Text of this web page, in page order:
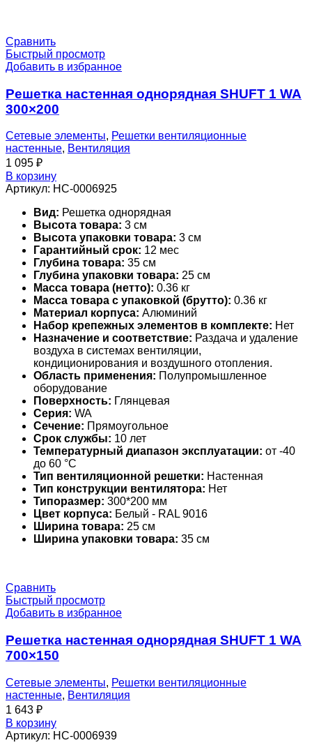
Сравнить
Быстрый просмотр
Добавить в избранное
Решетка настенная однорядная SHUFT 1 WA
300×200
Сетевые элементы, Решетки вентиляционные
настенные, Вентиляция
1 095 ₽
В корзину
Артикул: НС-0006925
Вид: Решетка однорядная
Высота товара: 3 см
Высота упаковки товара: 3 см
Гарантийный срок: 12 мес
Глубина товара: 35 см
Глубина упаковки товара: 25 см
Масса товара (нетто): 0.36 кг
Масса товара с упаковкой (брутто): 0.36 кг
Материал корпуса: Алюминий
Набор крепежных элементов в комплекте: Нет
Назначение и соответствие: Раздача и удаление
воздуха в системах вентиляции,
кондиционирования и воздушного отопления.
Область применения: Полупромышленное
оборудование
Поверхность: Глянцевая
Серия: WA
Сечение: Прямоугольное
Срок службы: 10 лет
Температурный диапазон эксплуатации: от -40
до 60 °С
Тип вентиляционной решетки: Настенная
Тип конструкции вентилятора: Нет
Типоразмер: 300*200 мм
Цвет корпуса: Белый - RAL 9016
Ширина товара: 25 см
Ширина упаковки товара: 35 см
Сравнить
Быстрый просмотр
Добавить в избранное
Решетка настенная однорядная SHUFT 1 WA
700×150
Сетевые элементы, Решетки вентиляционные
настенные, Вентиляция
1 643 ₽
В корзину
Артикул: НС-0006939